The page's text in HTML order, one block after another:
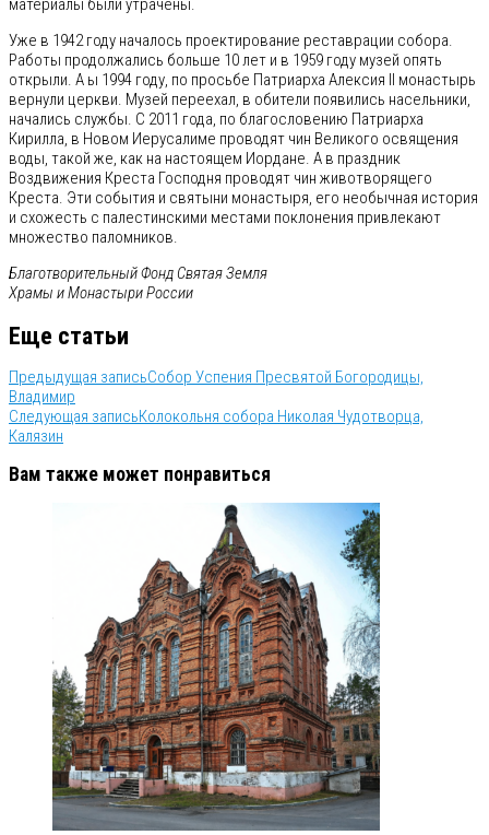
материалы были утрачены.
Уже в 1942 году началось проектирование реставрации собора.
Работы продолжались больше 10 лет и в 1959 году музей опять
открыли. А ы 1994 году, по просьбе Патриарха Алексия II монастырь
вернули церкви. Музей переехал, в обители появились насельники,
начались службы. С 2011 года, по благословению Патриарха
Кирилла, в Новом Иерусалиме проводят чин Великого освящения
воды, такой же, как на настоящем Иордане. А в праздник
Воздвижения Креста Господня проводят чин животворящего
Креста. Эти события и святыни монастыря, его необычная история
и схожесть с палестинскими местами поклонения привлекают
множество паломников.
Благотворительный Фонд Святая Земля
Храмы и Монастыри России
Еще статьи
Предыдущая записьСобор Успения Пресвятой Богородицы,
Владимир
Следующая записьКолокольня собора Николая Чудотворца,
Калязин
Вам также может понравиться